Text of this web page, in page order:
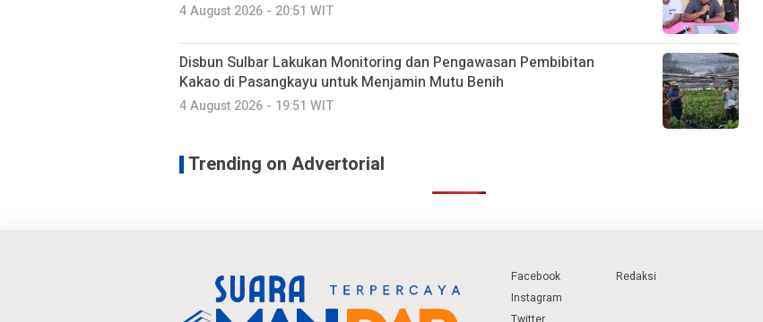
4 August 2026 - 20:51 WIT
Disbun Sulbar Lakukan Monitoring dan Pengawasan Pembibitan
Kakao di Pasangkayu untuk Menjamin Mutu Benih
4 August 2026 - 19:51 WIT
Trending on Advertorial
Facebook
Instagram
Redaksi